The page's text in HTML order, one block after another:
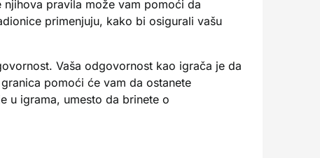
pravila može vam pomoći da
primenjuju, kako bi osigurali vašu
Vaša odgovornost kao igrača je da
pomoći će vam da ostanete
u igrama, umesto da brinete o